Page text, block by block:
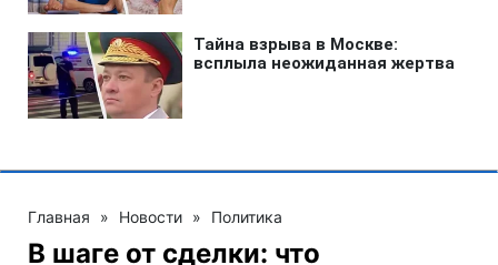
Главная » Новости » Политика
В шаге от сделки: что